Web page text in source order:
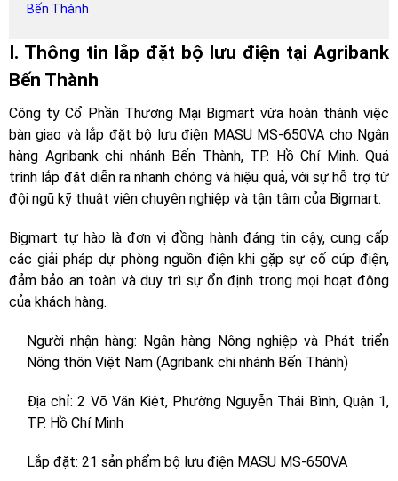
Bến Thành
I. Thông tin lắp đặt bộ lưu điện tại Agribank
Bến Thành
Công ty Cổ Phần Thương Mại Bigmart vừa hoàn thành việc
bàn giao và lắp đặt bộ lưu điện MASU MS-650VA cho Ngân
hàng Agribank chi nhánh Bến Thành, TP. Hồ Chí Minh. Quá
trình lắp đặt diễn ra nhanh chóng và hiệu quả, với sự hỗ trợ từ
đội ngũ kỹ thuật viên chuyên nghiệp và tận tâm của Bigmart.
Bigmart tự hào là đơn vị đồng hành đáng tin cậy, cung cấp
các giải pháp dự phòng nguồn điện khi gặp sự cố cúp điện,
đảm bảo an toàn và duy trì sự ổn định trong mọi hoạt động
của khách hàng.
Người nhận hàng: Ngân hàng Nông nghiệp và Phát triển
Nông thôn Việt Nam (Agribank chi nhánh Bến Thành)
Địa chỉ: 2 Võ Văn Kiệt, Phường Nguyễn Thái Bình, Quận 1,
TP. Hồ Chí Minh
Lắp đặt: 21 sản phẩm bộ lưu điện MASU MS-650VA